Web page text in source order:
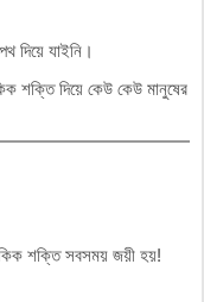
দিয়ে যাইনি।
শক্তি দিয়ে কেউ কেউ মানুষের
শক্তি সবসময় জয়ী হয়!